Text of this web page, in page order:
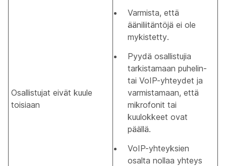
Osallistujat eivät kuule
toisiaan
Varmista, että
ääniliitäntöjä ei ole
mykistetty.
Pyydä osallistujia
tarkistamaan puhelin-
tai VoIP-yhteydet ja
varmistamaan, että
mikrofonit tai
kuulokkeet ovat
päällä.
VoIP-yhteyksien
osalta nollaa yhteys